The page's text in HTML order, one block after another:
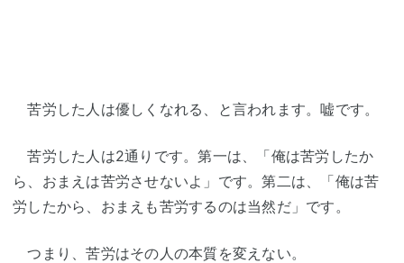
苦労した人は優しくなれる、と言われます。嘘です。
苦労した人は2通りです。第一は、「俺は苦労したか
ら、おまえは苦労させないよ」です。第二は、「俺は苦
労したから、おまえも苦労するのは当然だ」です。
つまり、苦労はその人の本質を変えない。